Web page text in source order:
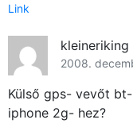
Link
kleineriking
2008.
Külső gps- vevőt
iphone 2g- hez?